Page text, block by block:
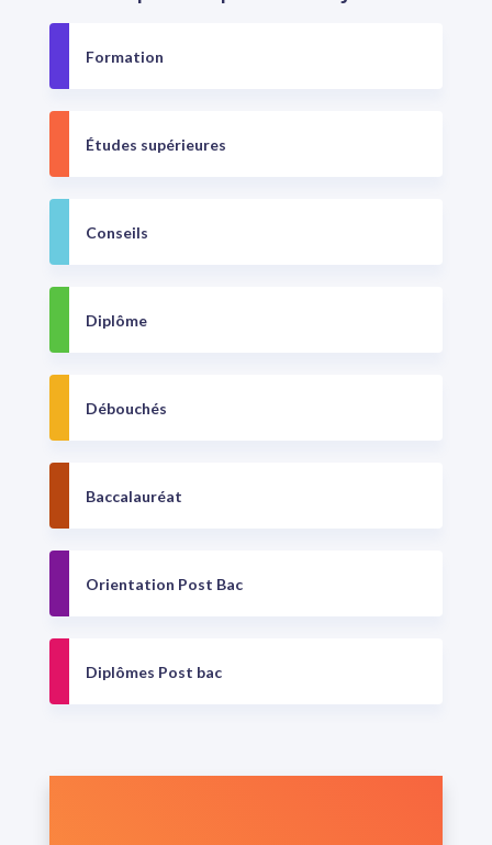
Formation
Études supérieures
Conseils
Diplôme
Débouchés
Baccalauréat
Orientation Post Bac
Diplômes Post bac